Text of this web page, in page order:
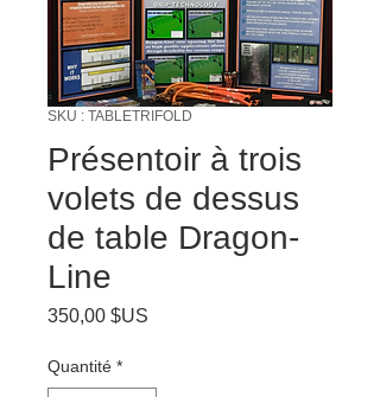
SKU : TABLETRIFOLD
Présentoir à trois
volets de dessus
de table Dragon-
Line
350,00 $US
Quantité *